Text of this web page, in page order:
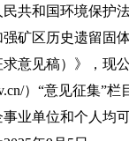
和国环境保护法
矿区历史遗留固
意见稿）》，现
）“意见征集”栏
单位和个人均可